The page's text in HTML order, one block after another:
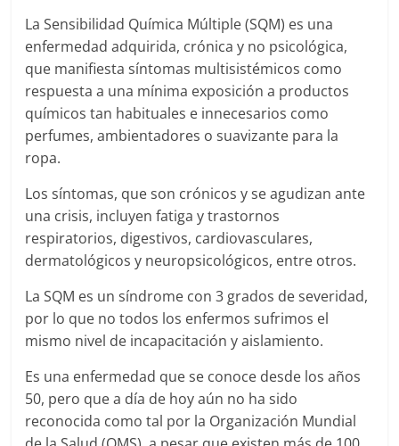
La Sensibilidad Química Múltiple (SQM) es una
enfermedad adquirida, crónica y no psicológica,
que manifiesta síntomas multisistémicos como
respuesta a una mínima exposición a productos
químicos tan habituales e innecesarios como
perfumes, ambientadores o suavizante para la
ropa.
Los síntomas, que son crónicos y se agudizan ante
una crisis, incluyen fatiga y trastornos
respiratorios, digestivos, cardiovasculares,
dermatológicos y neuropsicológicos, entre otros.
La SQM es un síndrome con 3 grados de severidad,
por lo que no todos los enfermos sufrimos el
mismo nivel de incapacitación y aislamiento.
Es una enfermedad que se conoce desde los años
50, pero que a día de hoy aún no ha sido
reconocida como tal por la Organización Mundial